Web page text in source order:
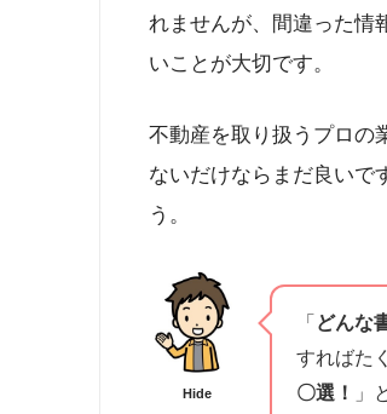
れませんが、間違った情
いことが大切です。
不動産を取り扱うプロの
ないだけならまだ良いで
う。
Hide
「どんな
すればた
〇選！
」